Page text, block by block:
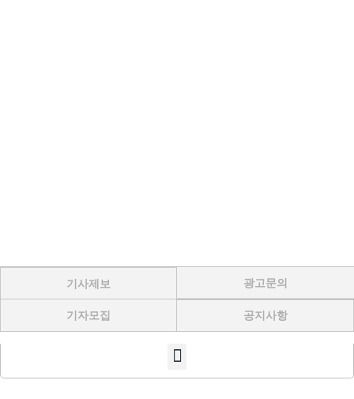
기사제보 광고문의
기자모집 공지사항